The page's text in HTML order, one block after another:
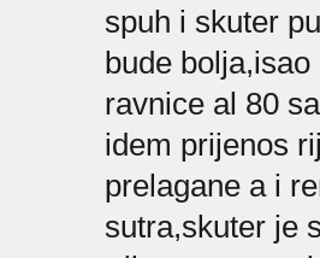
spuh i skuter
bude
ravnice al 80
idem prijenos
prelagane a i
sutra,skuter je